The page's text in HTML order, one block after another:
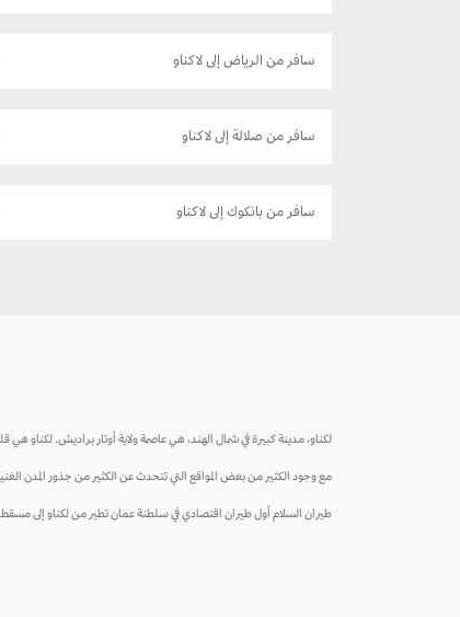
سافر من الرياض إلى لاكناو
سافر من صلالة إلى لاكناو
سافر من بانكوك إلى لاكناو
لكناو، مدينة كبيرة في شمال الهند، هي عاصمة ولاية أوتار براديش. لكناو هي
مع وجود الكثير من بعض المواقع التي تتحدث عن الكثير من جذور المدن
طيران السلام أول طيران اقتصادي في سلطنة عمان تطير من لكناو إلى مسقط ومنها إلى 20 وجهة، اضغط على الزر في الأسفل لاستكشا تذاكر